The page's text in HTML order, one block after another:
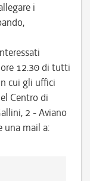
i
12.30 di tutti
cui gli uffici
Centro di
2 - Aviano
una mail a: